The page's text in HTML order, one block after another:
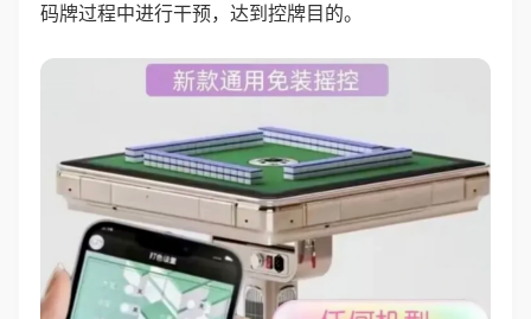
码牌过程中进行干预，达到控牌目的。